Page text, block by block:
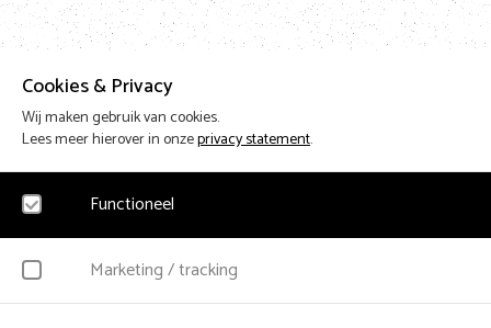
Cookies & Privacy
Wij maken gebruik van cookies.
Lees meer hierover in onzeprivacy statement.
Functioneel
Noodzakelijk
cookies geplaatst. Hierbij worden geen persoonsgegevens verzameld.
Marketing / tracking